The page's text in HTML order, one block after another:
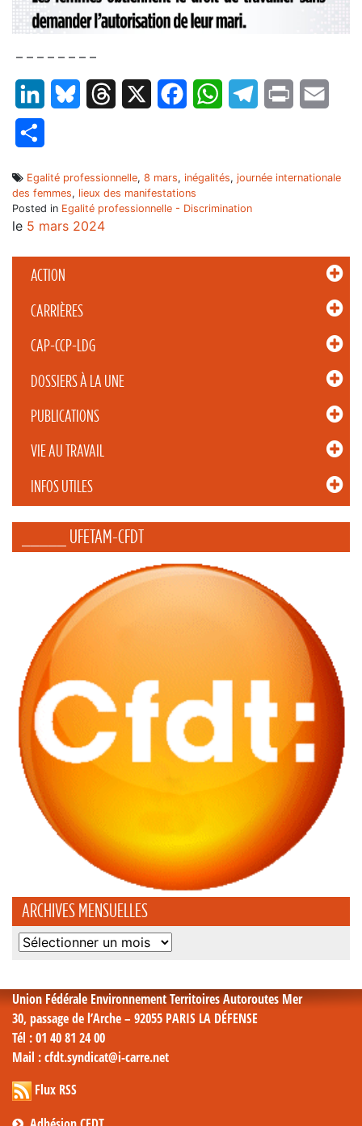
ACTION
CARRIÈRES
CAP-CCP-LDG
DOSSIERS À LA UNE
PUBLICATIONS
VIE AU TRAVAIL
INFOS UTILES
_____ UFETAM-CFDT
ARCHIVES MENSUELLES
Archives
– – – – – – – –
LinkedInBluesky Threads FacebookWhatsAppTelegram
Print
Egalité professionnelle, 8 mars, inégalités, journée internationale
des femmes, lieux des manifestations
Posted in Egalité professionnelle - Discrimination
le 5 mars 2024
Union Fédérale Environnement Territoires Autoroutes Mer
30, passage de l’Arche – 92055 PARIS LA DÉFENSE
Tél : 01 40 81 24 00
Mail : cfdt.syndicat@i-carre.net
Flux RSS